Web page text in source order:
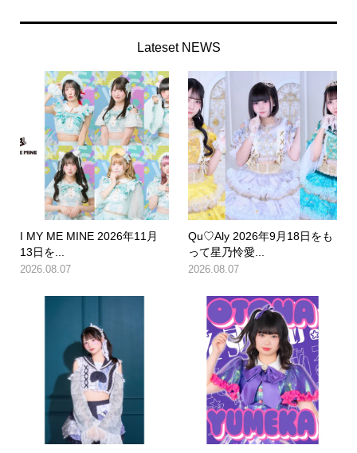
Lateset NEWS
I MY ME MINE 2026年11月
13日を...
2026.08.07
Qu♡Aly 2026年9月18日をも
って星乃怜愛...
2026.08.07